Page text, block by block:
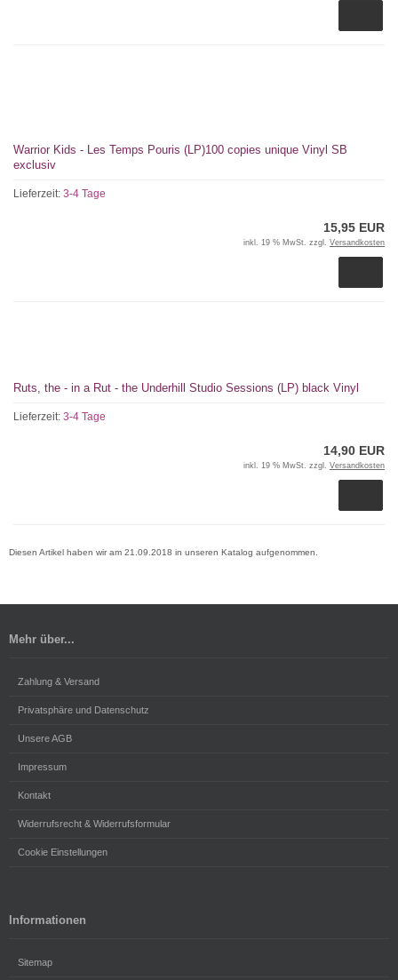
Warrior Kids - Les Temps Pouris (LP)100 copies unique Vinyl SB
exclusiv
Lieferzeit: 3-4 Tage
15,95 EUR
inkl. 19 % MwSt. zzgl. Versandkosten
Ruts, the - in a Rut - the Underhill Studio Sessions (LP) black Vinyl
Lieferzeit: 3-4 Tage
14,90 EUR
inkl. 19 % MwSt. zzgl. Versandkosten
Diesen Artikel haben wir am 21.09.2018 in unseren Katalog aufgenommen.
Mehr über...
Zahlung & Versand
Privatsphäre und Datenschutz
Unsere AGB
Impressum
Kontakt
Widerrufsrecht & Widerrufsformular
Cookie Einstellungen
Informationen
Sitemap